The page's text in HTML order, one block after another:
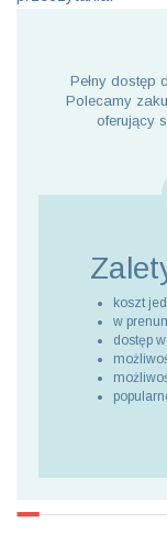
Pełny dostęp
Polecamy
oferujący
koszt
w
dostęp